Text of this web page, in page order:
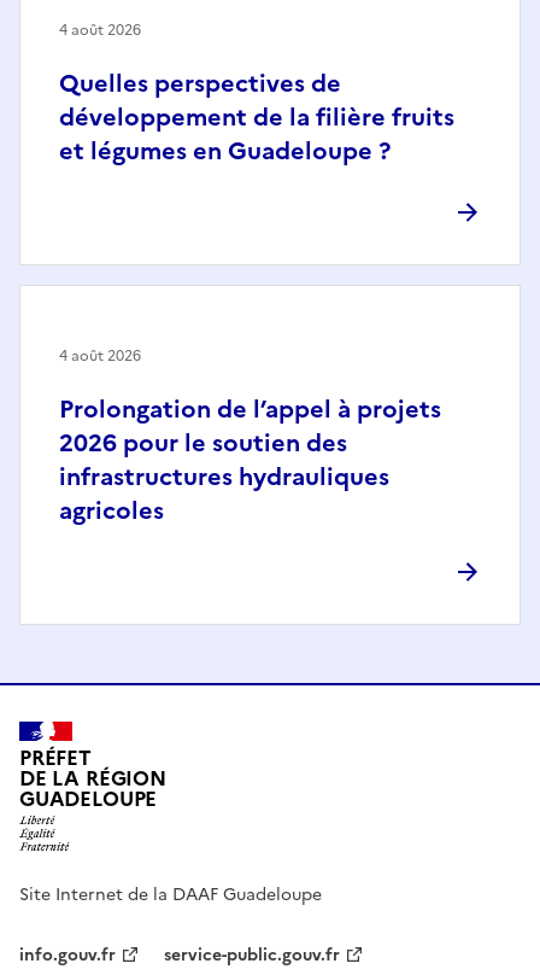
Quelles perspectives de
développement de la filière fruits
et légumes en Guadeloupe ?
4 août 2026
Prolongation de l’appel à projets
2026 pour le soutien des
infrastructures hydrauliques
agricoles
4 août 2026
PRÉFET
DE LA RÉGION
GUADELOUPE
Site Internet de la DAAF Guadeloupe
info.gouv.fr service-public.gouv.fr